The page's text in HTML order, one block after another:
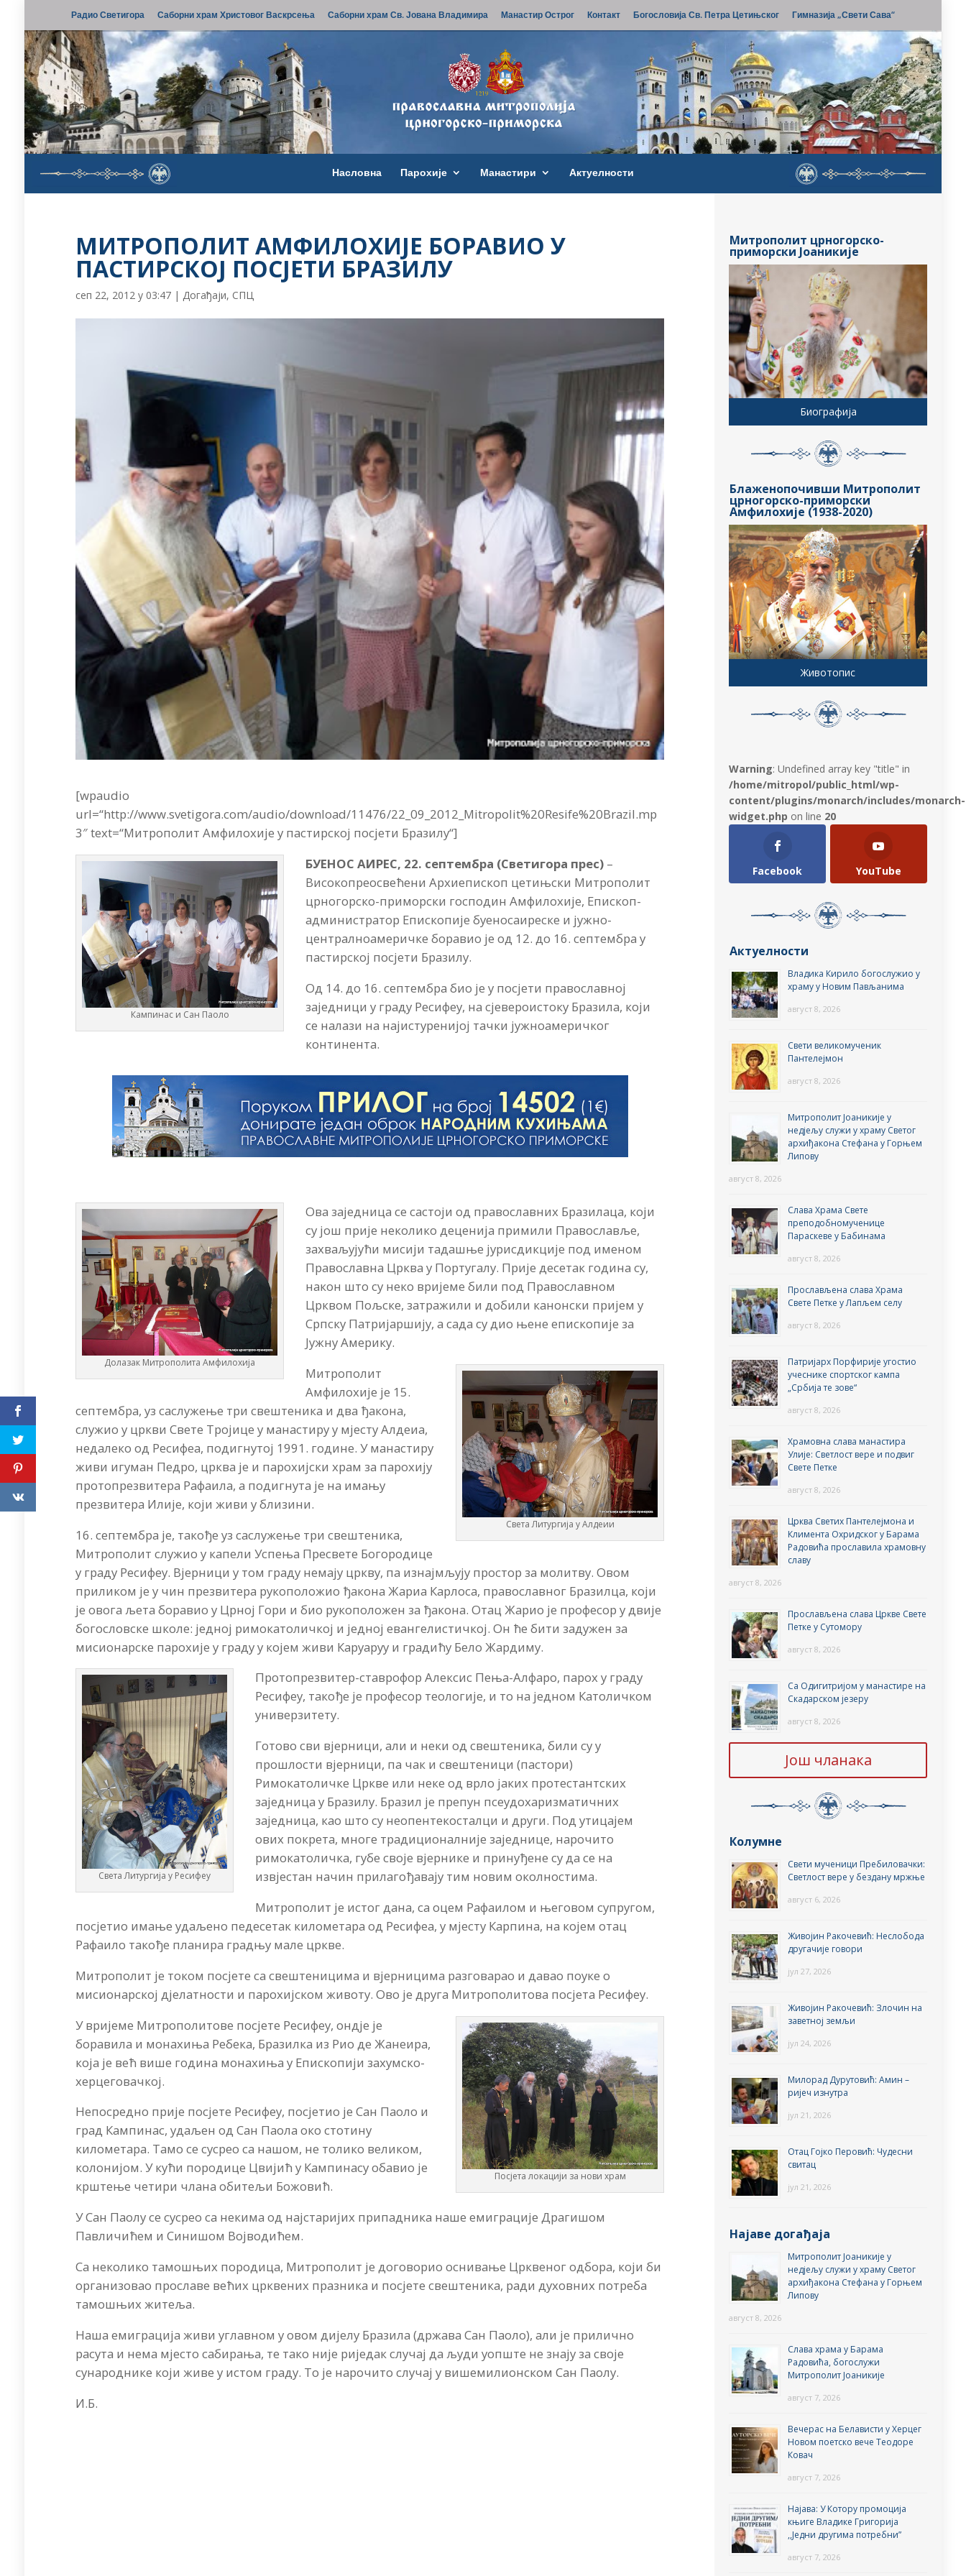
Радио Светигора Саборни храм Христовог Васкрсења Саборни храм Св. Јована Владимира Манастир Острог Контакт Богословија Св. Петра Цетињског Гимназија „Свети Сава“
Насловна Парохије Манастири Актуелности
МИТРОПОЛИТ АМФИЛОХИЈЕ БОРАВИО У
ПАСТИРСКОЈ ПОСЈЕТИ БРАЗИЛУ
сеп 22, 2012 у 03:47 |Догађаји, СПЦ
[wpaudio
url=“http://www.svetigora.com/audio/download/11476/22_09_2012_Mitropolit%20Resife%20Brazil.mp
3″ text=“Митрополит Амфилохије у пастирској посјети Бразилу“]
Кампинас и Сан Паоло
БУЕНОС АИРЕС, 22. септембра (Светигора прес) –
Високопреосвећени Архиепископ цетињски Митрополит
црногорско-приморски господин Амфилохије, Епископ-
администратор Епископије буеносаиреске и јужно-
централноамеричке боравио је од 12. до 16. септембра у
пастирској посјети Бразилу.
Од 14. до 16. септембра био је у посјети православној
заједници у граду Ресифеу, на сјевероистоку Бразила, који
се налази на најистуренијој тачки јужноамеричког
континента.
Долазак Митрополита Амфилохија
Ова заједница се састоји од православних Бразилаца, који
су још прије неколико деценија примили Православље,
захваљујући мисији тадашње јурисдикције под именом
Православна Црква у Португалу. Прије десетак година су,
након што су неко вријеме били под Православном
Црквом Пољске, затражили и добили канонски пријем у
Српску Патријаршију, а сада су дио њене епископије за
Јужну Америку.
Света Литургија у Алдеии
Митрополит
Амфилохије је 15.
септембра, уз саслужење три свештеника и два ђакона,
служио у цркви Свете Тројице у манастиру у мјесту Алдеиа,
недалеко од Ресифеа, подигнутој 1991. године. У манастиру
живи игуман Педро, црква је и парохијски храм за парохију
протопрезвитера Рафаила, а подигнута је на имању
презвитера Илије, који живи у близини.
16. септембра је, такође уз саслужење три свештеника,
Митрополит служио у капели Успења Пресвете Богородице
у граду Ресифеу. Вјерници у том граду немају цркву, па изнајмљују простор за молитву. Овом
приликом је у чин презвитера рукоположио ђакона Жариа Карлоса, православног Бразилца, који
је овога љета боравио у Црној Гори и био рукоположен за ђакона. Отац Жарио је професор у двије
богословске школе: једној римокатоличкој и једној евангелистичкој. Он ће бити задужен за
мисионарске парохије у граду у којем живи Каруаруу и градићу Бело Жардиму.
Света Литургија у Ресифеу
Протопрезвитер-ставрофор Алексис Пења-Алфаро, парох у граду
Ресифеу, такође је професор теологије, и то на једном Католичком
универзитету.
Готово сви вјерници, али и неки од свештеника, били су у
прошлости вјерници, па чак и свештеници (пастори)
Римокатоличке Цркве или неке од врло јаких протестантских
заједница у Бразилу. Бразил је препун псеудохаризматичних
заједница, као што су неопентекосталци и други. Под утицајем
ових покрета, многе традиционалније заједнице, нарочито
римокатоличка, губе своје вјернике и принуђене су да се на
извјестан начин прилагођавају тим новим околностима.
Митрополит је истог дана, са оцем Рафаилом и његовом супругом,
посјетио имање удаљено педесетак километара од Ресифеа, у мјесту Карпина, на којем отац
Рафаило такође планира градњу мале цркве.
Митрополит је током посјете са свештеницима и вјерницима разговарао и давао поуке о
мисионарској дјелатности и парохијском животу. Ово је друга Митрополитова посјета Ресифеу.
Посјета локацији за нови храм
У вријеме Митрополитове посјете Ресифеу, ондје је
боравила и монахиња Ребека, Бразилка из Рио де Жанеира,
која је већ више година монахиња у Епископији захумско-
херцеговачкој.
Непосредно прије посјете Ресифеу, посјетио је Сан Паоло и
град Кампинас, удаљен од Сан Паола око стотину
километара. Тамо се сусрео са нашом, не толико великом,
колонијом. У кући породице Цвијић у Кампинасу обавио је
крштење четири члана обитељи Божовић.
У Сан Паолу се сусрео са некима од најстаријих припадника наше емиграције Драгишом
Павличићем и Синишом Војводићем.
Са неколико тамошњих породица, Митрополит је договорио оснивање Црквеног одбора, који би
организовао прославе већих црквених празника и посјете свештеника, ради духовних потреба
тамошњих житеља.
Наша емиграција живи углавном у овом дијелу Бразила (држава Сан Паоло), али је прилично
расута и нема мјесто сабирања, те тако није риједак случај да људи уопште не знају за своје
сународнике који живе у истом граду. То је нарочито случај у вишемилионском Сан Паолу.
И.Б.
Митрополит црногорско-
приморски Јоаникије
Биографија
Блаженопочивши Митрополит
црногорско-приморски
Амфилохије (1938-2020)
Животопис
Warning: Undefined array key "title" in
/home/mitropol/public_html/wp-
content/plugins/monarch/includes/monarch-
widget.php on line 20
Facebook YouTube
Актуелности
Владика Кирило богослужио у
храму у Новим Пављанима
август 8, 2026
Свети великомученик
Пантелејмон
август 8, 2026
Митрополит Јоаникије у
недјељу служи у храму Светог
архиђакона Стефана у Горњем
Липову
август 8, 2026
Слава Храма Свете
преподобномученице
Параскеве у Бабинама
август 8, 2026
Прослављена слава Храма
Свете Петке у Лапљем селу
август 8, 2026
Патријарх Порфирије угостио
учеснике спортског кампа
„Србија те зове“
август 8, 2026
Храмовна слава манастира
Улије: Светлост вере и подвиг
Свете Петке
август 8, 2026
Црква Светих Пантелејмона и
Климента Охридског у Барама
Радовића прославила храмовну
славу
август 8, 2026
Прослављена слава Цркве Свете
Петке у Сутомору
август 8, 2026
Са Одигитријом у манастире на
Скадарском језеру
август 8, 2026
Још чланака
Колумне
Свети мученици Пребиловачки:
Светлост вере у бездану мржње
август 6, 2026
Живојин Ракочевић: Неслобода
другачије говори
јул 27, 2026
Живојин Ракочевић: Злочин на
заветној земљи
јул 24, 2026
Милорад Дурутовић: Амин –
ријеч изнутра
јул 21, 2026
Отац Гојко Перовић: Чудесни
свитац
јул 21, 2026
Најаве догађаја
Митрополит Јоаникије у
недјељу служи у храму Светог
архиђакона Стефана у Горњем
Липову
август 8, 2026
Слава храма у Барама
Радовића, богослужи
Митрополит Јоаникије
август 7, 2026
Вечерас на Белависти у Херцег
Новом поетско вече Теодоре
Ковач
август 7, 2026
Најава: У Котору промоција
књиге Владике Григорија
,,Једни другима потребни”
август 7, 2026